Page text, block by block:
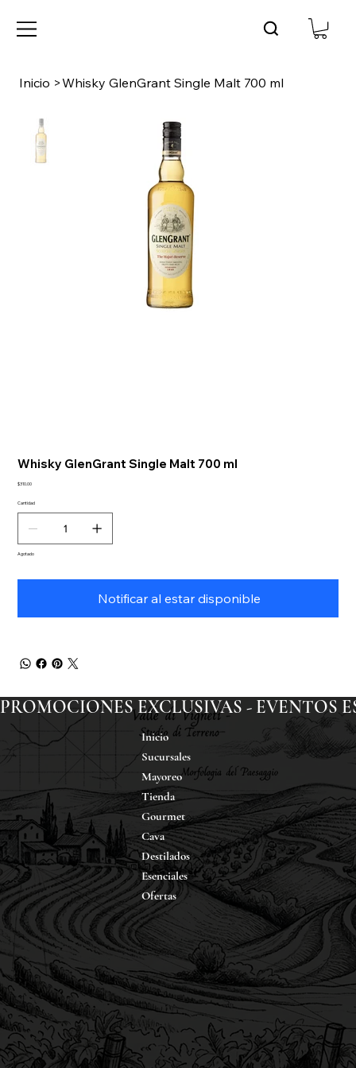
Inicio >Whisky GlenGrant Single Malt 700 ml
Whisky GlenGrant Single Malt 700 ml
Precio
$310.00
Cantidad
Agotado
Notificar al estar disponible
PROMOCIONES EXCLUSIVAS - EVENTOS
Inicio
Sucursales
Mayoreo
Tienda
Gourmet
Cava
Destilados
Esenciales
Ofertas